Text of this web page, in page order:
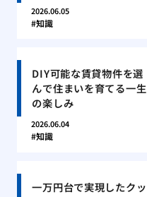
2026.06.05
知識
DIY可能な賃貸物件を選
んで住まいを育てる一生
の楽しみ
2026.06.04
知識
一万円台で実現したクッ